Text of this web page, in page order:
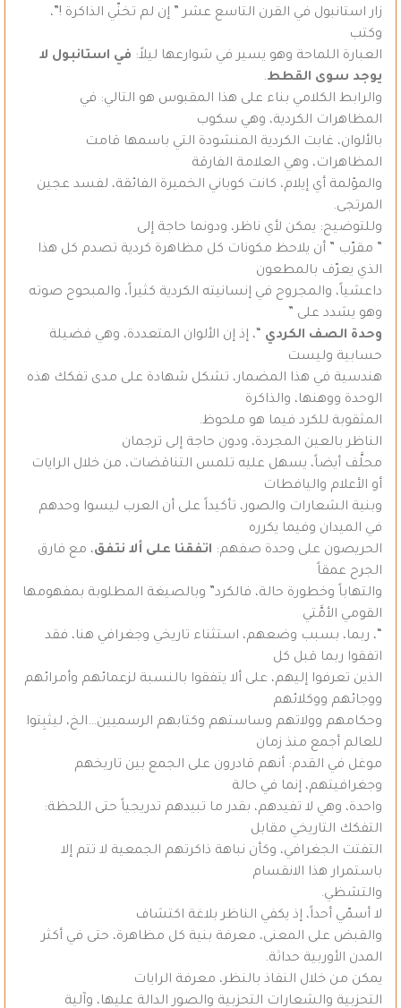
زار استانبول في القرن التاسع عشر ” إن لم تخنّي الذاكرة !”،
وكتب
العبارة اللماحة وهو يسير في شوارعها ليلاً: في استانبول لا
يوجد سوى القطط.
والرابط الكلامي بناء على هذا المقبوس هو التالي: في
المظاهرات الكردية، وهي سكوب
بالألوان، غابت الكردية المنشودة التي باسمها قامت
المظاهرات، وهي العلامة الفارقة
والمؤلمة أي إيلام، كانت كوباني الخميرة الفائقة، لفسد عجين
المرتجى.
وللتوضيح: يمكن لأي ناظر، ودونما حاجة إلى
” مقرّب ” أن يلاحظ مكونات كل مظاهرة كردية تصدم كل هذا
الذي يعرّف بالمطعون
داعشياً، والمجروح في إنسانيته الكردية كثيراً، والمبحوح صوته
وهو يشدد على ”
وحدة الصف الكردي “، إذ إن الألوان المتعددة، وهي فضيلة
حسابية وليست
هندسية في هذا المضمار، تشكل شهادة على مدى تفكك هذه
الوحدة ووهنها، والذاكرة
المثقوبة للكرد فيما هو ملحوظ.
الناظر بالعين المجردة، ودون حاجة إلى ترجمان
محلَّف أيضاً، يسهل عليه تلمس التناقضات، من خلال الرايات
أو الأعلام واليافطات
وبنية الشعارات والصور، تأكيداً على أن العرب ليسوا وحدهم
في الميدان وفيما يكرره
الحريصون على وحدة صفهم: اتفقنا على ألا نتفق، مع فارق
الجرح عمقاً
والتهاباً وخطورة حالة، فالكرد” وبالصيغة المطلوبة بمفهومها
القومي الأمَّتي
“، ربما، بسبب وضعهم، استثناء تاريخي وجغرافي هنا، فقد
اتفقوا ربما قبل كل
الذين تعرفوا إليهم، على ألا يتفقوا بالنسبة لزعمائهم وأمرائهم
ووجائهم ووكلائهم
وحكامهم وولاتهم وساستهم وكتابهم الرسميين…الخ، ليثبِتوا
للعالم أجمع منذ زمان
موغل في القدم: أنهم قادرون على الجمع بين تاريخهم
وجغرافيتهم، إنما في حالة
واحدة، وهي لا تفيدهم، بقدر ما تبيدهم تدريجياً حتى اللحظة:
التفكك التاريخي مقابل
التفتت الجغرافي، وكأن نباهة ذاكرتهم الجمعية لا تتم إلا
باستمرار هذا الانقسام
والتشظي.
لا أسمّي أحداً، إذ يكفي الناظر بلاغة اكتشاف
والقبض على المعنى، معرفة بنية كل مظاهرة، حتى في أكثر
المدن الأوربية حداثة.
يمكن من خلال النفاذ بالنظر، معرفة الرايات
التحزبية والشعارات التحزبية والصور الدالة عليها، وآلية